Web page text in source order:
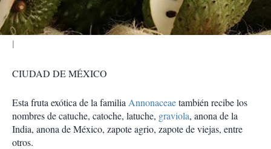
r
CIUDAD DE MÉXICO
Esta fruta exótica de la familia Annonaceaetambién recibe los
nombres de catuche, catoche, latuche, graviola, anona de la
India, anona de México, zapote agrio, zapote de viejas, entre
otros.